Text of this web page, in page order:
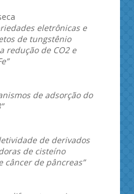
eletrônicas e
de tungstênio
redução de CO2 e
de adsorção do
de derivados
de cisteíno
câncer de pâncreas”